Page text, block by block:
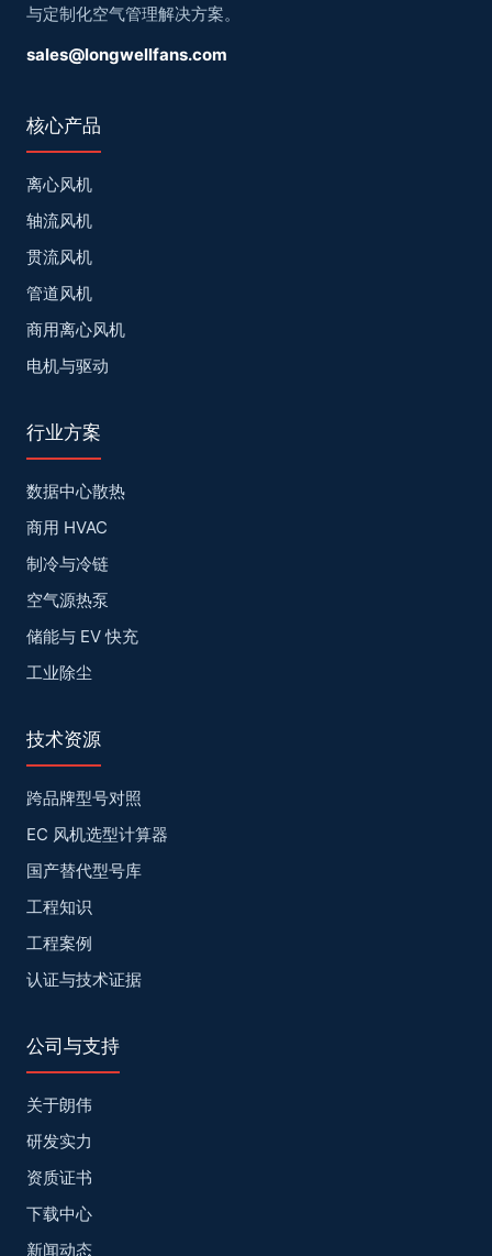
与定制化空气管理解决方案。
sales@longwellfans.com
核心产品
离心风机
轴流风机
贯流风机
管道风机
商用离心风机
电机与驱动
行业方案
数据中心散热
商用 HVAC
制冷与冷链
空气源热泵
储能与 EV 快充
工业除尘
技术资源
跨品牌型号对照
EC 风机选型计算器
国产替代型号库
工程知识
工程案例
认证与技术证据
公司与支持
关于朗伟
研发实力
资质证书
下载中心
新闻动态